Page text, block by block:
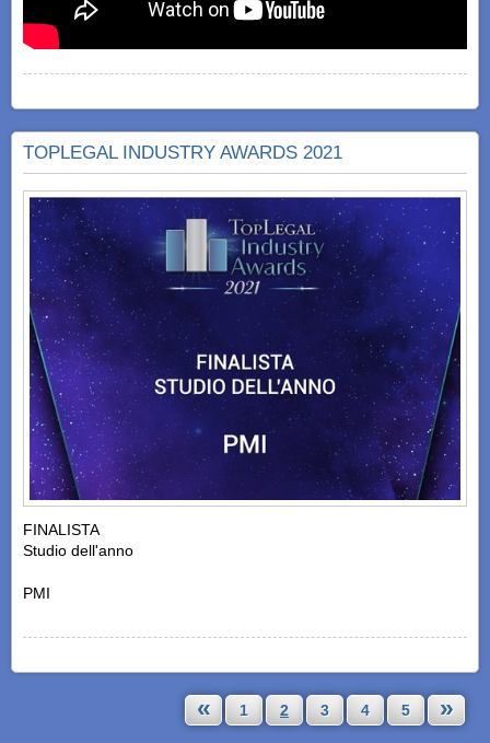
TOPLEGAL INDUSTRY AWARDS 2021
FINALISTA
Studio dell'anno
PMI
« 1 2 3 4 5 »